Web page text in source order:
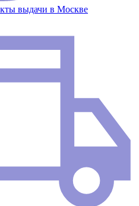
выдачи в Москве